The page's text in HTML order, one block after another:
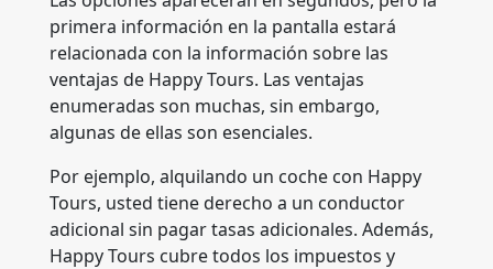
primera información en la pantalla estará
relacionada con la información sobre las
ventajas de Happy Tours. Las ventajas
enumeradas son muchas, sin embargo,
algunas de ellas son esenciales.
Por ejemplo, alquilando un coche con Happy
Tours, usted tiene derecho a un conductor
adicional sin pagar tasas adicionales. Además,
Happy Tours cubre todos los impuestos y